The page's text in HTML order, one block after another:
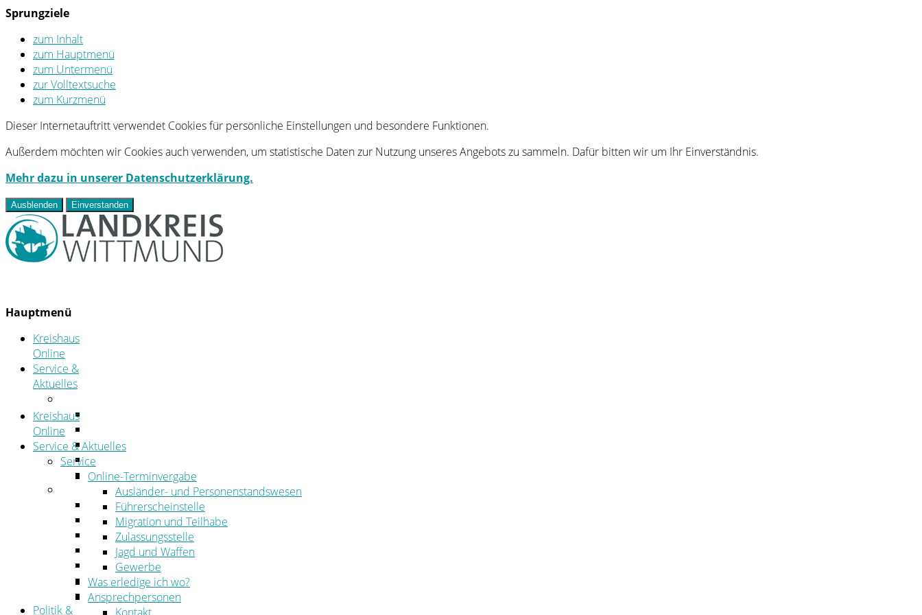
Sprungziele
zum Inhalt
zum Hauptmenü
zum Untermenü
zur Volltextsuche
zum Kurzmenü
Dieser Internetauftritt verwendet Cookies für persönliche Einstellungen und besondere Funktionen.
Außerdem möchten wir Cookies auch verwenden, um statistische Daten zur Nutzung unseres Angebots zu sammeln. Dafür bitten wir um Ihr Einverständnis.
Mehr dazu in unserer Datenschutzerklärung.
Ausblenden Einverstanden
Hauptmenü
Kreishaus
Online
Service &
Aktuelles
Ansprechpersonen
Formulare
Öffnungszeiten
Aktuelles
Stellenangebote
Azubiportal
Pressemitteilungen
Bekanntmachungen & öffentliche Zustellungen
Kehrbezirksausschreibungen
Amtsblatt
Öffentliche Ausschreibungen
Politik &
Kreishaus
Online
Service & Aktuelles
Service
Online-Terminvergabe
Ausländer- und Personenstandswesen
Führerscheinstelle
Migration und Teilhabe
Zulassungsstelle
Jagd und Waffen
Gewerbe
Was erledige ich wo?
Ansprechpersonen